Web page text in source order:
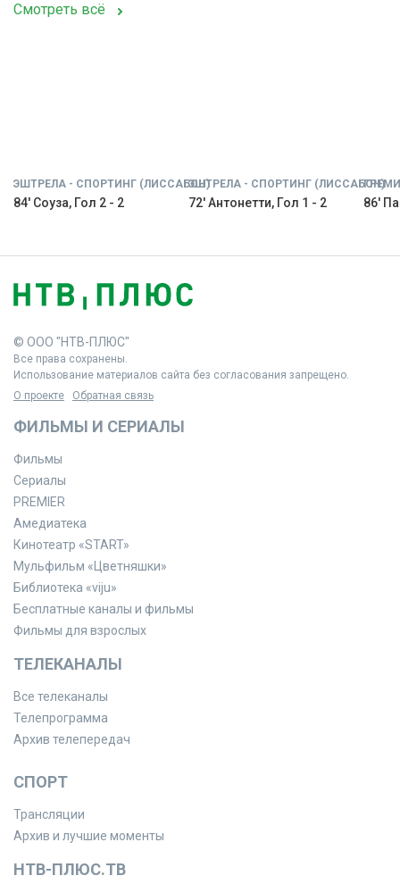
Смотреть всё
ЭШТРЕЛА - СПОРТИНГ (ЛИССАБОН)
84' Соуза, Гол 2 - 2
ЭШТРЕЛА - СПОРТИНГ (ЛИССАБОН)
72' Антонетти, Гол 1 - 2 86'
© ООО "НТВ-ПЛЮС"
Все права сохранены.
Использование материалов сайта без согласования запрещено.
О проекте
Обратная связь
ФИЛЬМЫ И СЕРИАЛЫ
Фильмы
Сериалы
PREMIER
Амедиатека
Кинотеатр «START»
Мульфильм «Цветняшки»
Библиотека «viju»
Бесплатные каналы и фильмы
Фильмы для взрослых
ТЕЛЕКАНАЛЫ
Все телеканалы
Телепрограмма
Архив телепередач
СПОРТ
Трансляции
Архив и лучшие моменты
НТВ-ПЛЮС.ТВ